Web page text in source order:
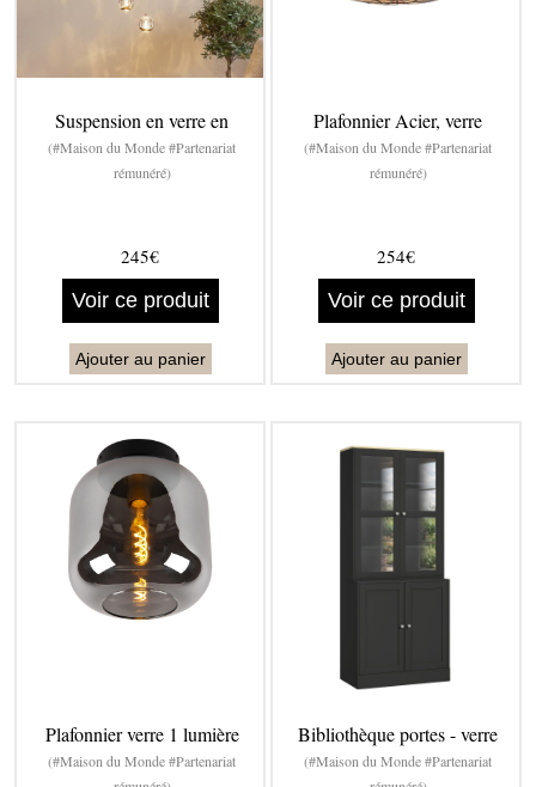
Suspension en verre en
(#Maison du Monde #Partenariat
rémunéré)
245€
Voir ce produit
Ajouter au panier
Plafonnier Acier, verre
(#Maison du Monde #Partenariat
rémunéré)
254€
Voir ce produit
Ajouter au panier
Plafonnier verre 1 lumière
(#Maison du Monde #Partenariat
Bibliothèque portes - verre
(#Maison du Monde #Partenariat